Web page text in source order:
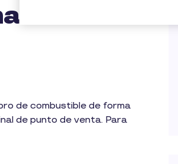
de combustible de forma
de punto de venta. Para